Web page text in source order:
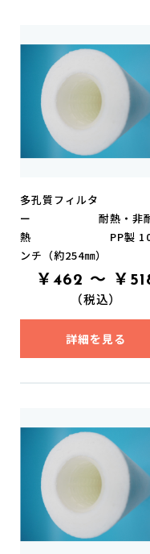
多孔質フィルタ
ー 耐熱・非
熱 PP製 10
ンチ（約254㎜）
￥462 ～ ￥
（税込）
詳細を見る